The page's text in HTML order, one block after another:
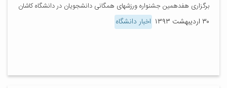
برگزاری هفدهمین جشنواره ورزشهای همگانی دانشجویان در دانشگاه کاشان
۳۰ اردیبهشت ۱۳۹۳ اخبار دانشگاه